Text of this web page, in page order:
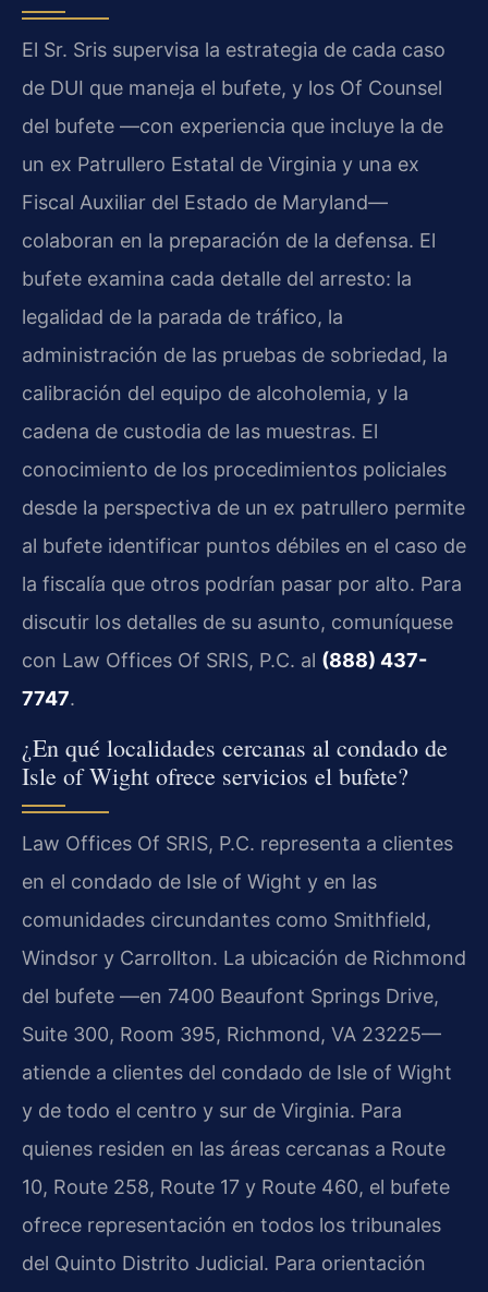
El Sr. Sris supervisa la estrategia de cada caso
de DUI que maneja el bufete, y los Of Counsel
del bufete —con experiencia que incluye la de
un ex Patrullero Estatal de Virginia y una ex
Fiscal Auxiliar del Estado de Maryland—
colaboran en la preparación de la defensa. El
bufete examina cada detalle del arresto: la
legalidad de la parada de tráfico, la
administración de las pruebas de sobriedad, la
calibración del equipo de alcoholemia, y la
cadena de custodia de las muestras. El
conocimiento de los procedimientos policiales
desde la perspectiva de un ex patrullero permite
al bufete identificar puntos débiles en el caso de
la fiscalía que otros podrían pasar por alto. Para
discutir los detalles de su asunto, comuníquese
con Law Offices Of SRIS, P.C. al (888) 437-
7747.
¿En qué localidades cercanas al condado de
Isle of Wight ofrece servicios el bufete?
Law Offices Of SRIS, P.C. representa a clientes
en el condado de Isle of Wight y en las
comunidades circundantes como Smithfield,
Windsor y Carrollton. La ubicación de Richmond
del bufete —en 7400 Beaufont Springs Drive,
Suite 300, Room 395, Richmond, VA 23225—
atiende a clientes del condado de Isle of Wight
y de todo el centro y sur de Virginia. Para
quienes residen en las áreas cercanas a Route
10, Route 258, Route 17 y Route 460, el bufete
ofrece representación en todos los tribunales
del Quinto Distrito Judicial. Para orientación